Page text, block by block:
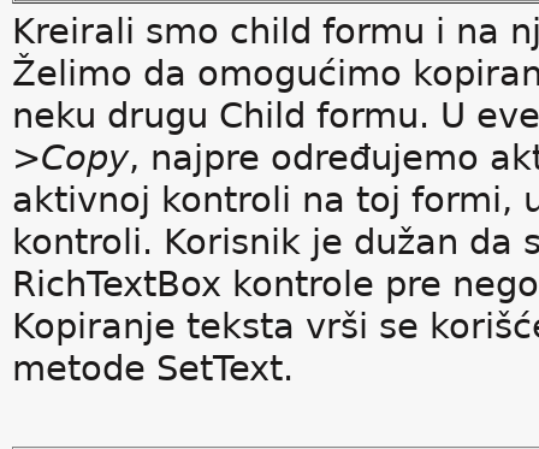
Kreirali smo child formu i na
Želimo da omogućimo
neku drugu Child formu. U
>Copy, najpre određujemo
aktivnoj kontroli na toj formi,
kontroli. Korisnik je dužan
RichTextBox kontrole pre
Kopiranje teksta vrši se
metode SetText.